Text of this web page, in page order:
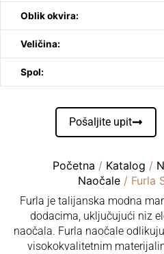
Oblik okvira:
Veličina:
Spol:
Pošaljite upit
Početna / Katalog /
Naočale/ Furla
Furla je talijanska modna
dodacima, uključujući niz
naočala. Furla naočale
visokokvalitetnim